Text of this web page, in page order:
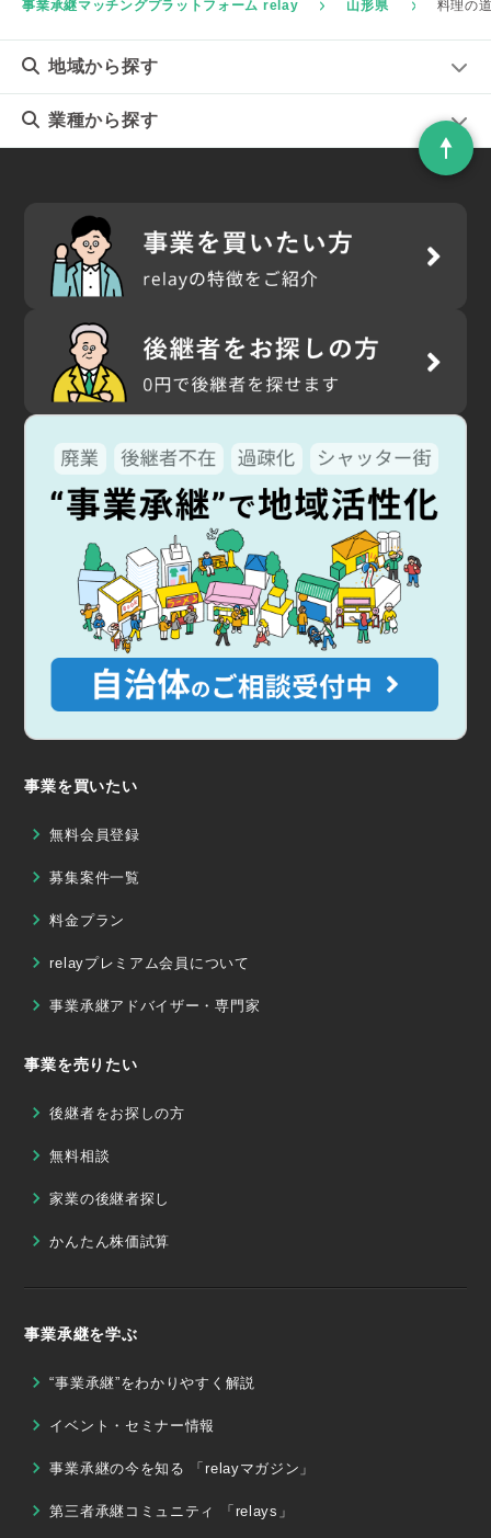
事業承継マッチングプラットフォーム relay 山形県 料理の
地域から探す
業種から探す
事業を買いたい
無料会員登録
募集案件一覧
料金プラン
relayプレミアム会員について
事業承継アドバイザー・専門家
事業を売りたい
後継者をお探しの方
無料相談
家業の後継者探し
かんたん株価試算
事業承継を学ぶ
“事業承継”をわかりやすく解説
イベント・セミナー情報
事業承継の今を知る 「relayマガジン」
第三者承継コミュニティ 「relays」